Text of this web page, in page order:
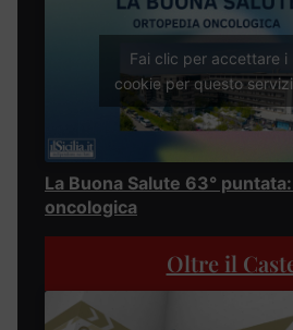
Fai clic per accettare i
cookie per questo
La Buona Salute 63°
oncologica
Oltre il